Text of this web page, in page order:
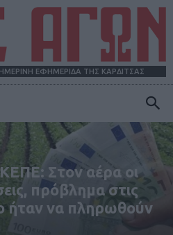
ΕΦΗΜΕΡΙΔΑ ΤΗΣ ΚΑΡΔΙΤΣΑΣ
ΑΓΩΝΣτον αέρα οι
πρόβλημα στις
ήταν να πληρωθούν